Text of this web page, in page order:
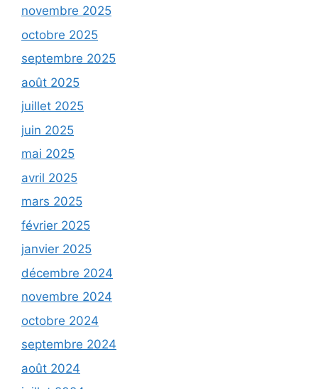
novembre 2025
octobre 2025
septembre 2025
août 2025
juillet 2025
juin 2025
mai 2025
avril 2025
mars 2025
février 2025
janvier 2025
décembre 2024
novembre 2024
octobre 2024
septembre 2024
août 2024